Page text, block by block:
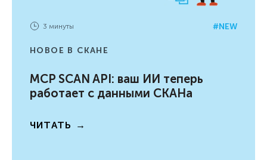
NEW
3 минуты
НОВОЕ В СКАНЕ
MCP SCAN API: ваш ИИ теперь
работает с данными СКАНа
ЧИТАТЬ